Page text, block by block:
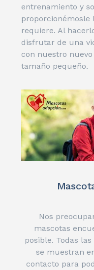
entrenamiento y
proporcionémosle
requiere. Al
disfrutar de una
con nuestro
tamaño pequeño.
Nos
mascotas
posible. Todas
se muestran
contacto para